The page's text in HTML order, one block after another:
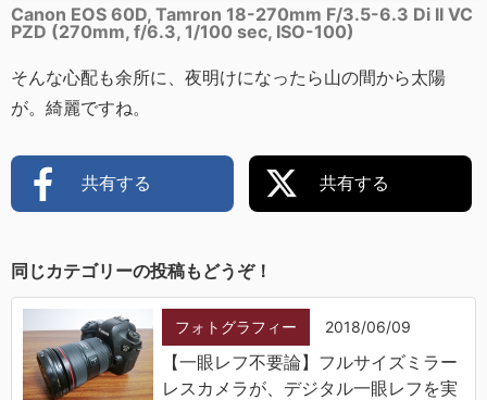
Canon EOS 60D, Tamron 18-270mm F/3.5-6.3 Di II VC
PZD (270mm, f/6.3, 1/100 sec, ISO-100)
そんな心配も余所に、夜明けになったら山の間から太陽
が。綺麗ですね。
共有する 共有する
同じカテゴリーの投稿もどうぞ！
フォトグラフィー 2018/06/09
【一眼レフ不要論】フルサイズミラー
レスカメラが、デジタル一眼レフを実